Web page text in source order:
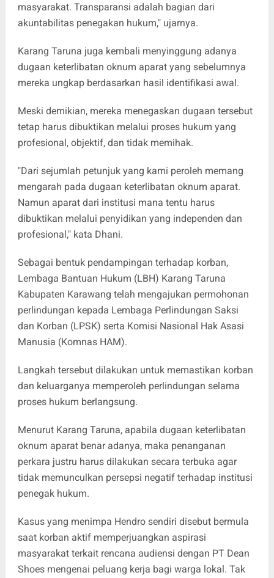
masyarakat. Transparansi adalah bagian dari
akuntabilitas penegakan hukum," ujarnya.
Karang Taruna juga kembali menyinggung adanya
dugaan keterlibatan oknum aparat yang sebelumnya
mereka ungkap berdasarkan hasil identifikasi awal.
Meski demikian, mereka menegaskan dugaan tersebut
tetap harus dibuktikan melalui proses hukum yang
profesional, objektif, dan tidak memihak.
"Dari sejumlah petunjuk yang kami peroleh memang
mengarah pada dugaan keterlibatan oknum aparat.
Namun aparat dari institusi mana tentu harus
dibuktikan melalui penyidikan yang independen dan
profesional," kata Dhani.
Sebagai bentuk pendampingan terhadap korban,
Lembaga Bantuan Hukum (LBH) Karang Taruna
Kabupaten Karawang telah mengajukan permohonan
perlindungan kepada Lembaga Perlindungan Saksi
dan Korban (LPSK) serta Komisi Nasional Hak Asasi
Manusia (Komnas HAM).
Langkah tersebut dilakukan untuk memastikan korban
dan keluarganya memperoleh perlindungan selama
proses hukum berlangsung.
Menurut Karang Taruna, apabila dugaan keterlibatan
oknum aparat benar adanya, maka penanganan
perkara justru harus dilakukan secara terbuka agar
tidak memunculkan persepsi negatif terhadap institusi
penegak hukum.
Kasus yang menimpa Hendro sendiri disebut bermula
saat korban aktif memperjuangkan aspirasi
masyarakat terkait rencana audiensi dengan PT Dean
Shoes mengenai peluang kerja bagi warga lokal. Tak